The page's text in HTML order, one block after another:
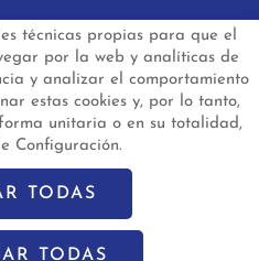
técnicas propias para que el
por la web y analíticas de
y analizar el comportamiento
estas cookies y, por lo tanto,
unitaria o en su totalidad,
Configuración.
TODAS
TODAS
DE SEGUNDA MANO
EN STOCK
NOTICIAS
CONTACTO
de Privacidad de Datos
Configuración de Cookies
y programación por